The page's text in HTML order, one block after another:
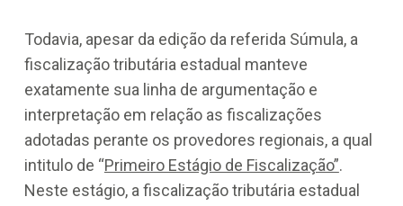
Todavia, apesar da edição da referida Súmula, a
fiscalização tributária estadual manteve
exatamente sua linha de argumentação e
interpretação em relação as fiscalizações
adotadas perante os provedores regionais, a qual
intitulo de “Primeiro Estágio de Fiscalização”.
Neste estágio, a fiscalização tributária estadual